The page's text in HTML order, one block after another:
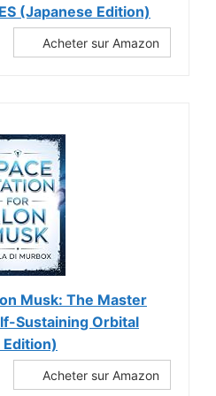
(Japanese Edition)
Acheter sur Amazon
Musk: The Master
Sustaining Orbital
Acheter sur Amazon